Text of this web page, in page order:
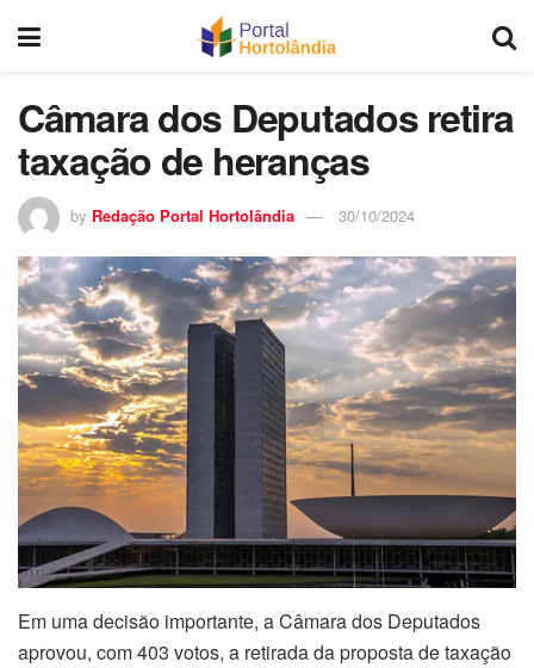
Câmara dos Deputados retira
taxação de heranças
by Redação Portal Hortolândia 30/10/2024
Em uma decisão importante, a Câmara dos Deputados
aprovou, com 403 votos, a retirada da proposta de taxação